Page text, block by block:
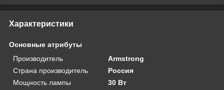
Характеристики
Основные атрибуты
Производитель
Armstrong
Страна производитель
Россия
Мощность лампы
30 Вт